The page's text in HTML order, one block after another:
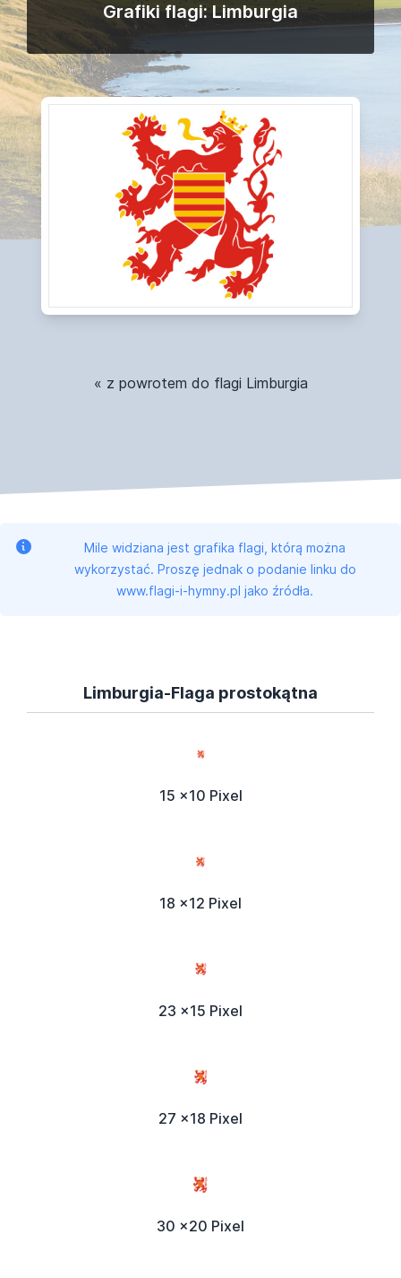
Grafiki flagi: Limburgia
« z powrotem do flagi Limburgia
Mile widziana jest grafika flagi, którą można
wykorzystać. Proszę jednak o podanie linku do
www.flagi-i-hymny.pl jako źródła.
Limburgia-Flaga prostokątna
15 x10 Pixel
18 x12 Pixel
23 x15 Pixel
27 x18 Pixel
30 x20 Pixel